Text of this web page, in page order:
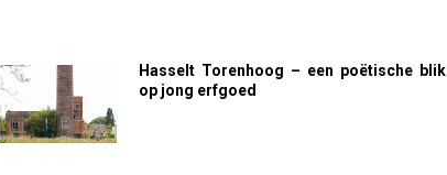
Hasselt Torenhoog – een poëtische blik
op jong erfgoed